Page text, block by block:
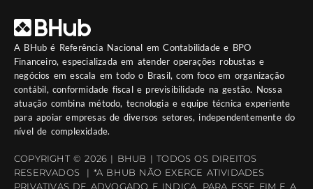
A BHub é Referência Nacional em Contabilidade e BPO
Financeiro, especializada em atender operações robustas e
negócios em escala em todo o Brasil, com foco em organização
contábil, conformidade fiscal e previsibilidade na gestão. Nossa
atuação combina método, tecnologia e equipe técnica experiente
para apoiar empresas de diversos setores, independentemente do
nível de complexidade.
COPYRIGHT © 2026 | BHUB | TODOS OS DIREITOS
RESERVADOS | *A BHUB NÃO EXERCE ATIVIDADES
PRIVATIVAS DE ADVOGADO E INDICA, PARA ESSE FIM E A